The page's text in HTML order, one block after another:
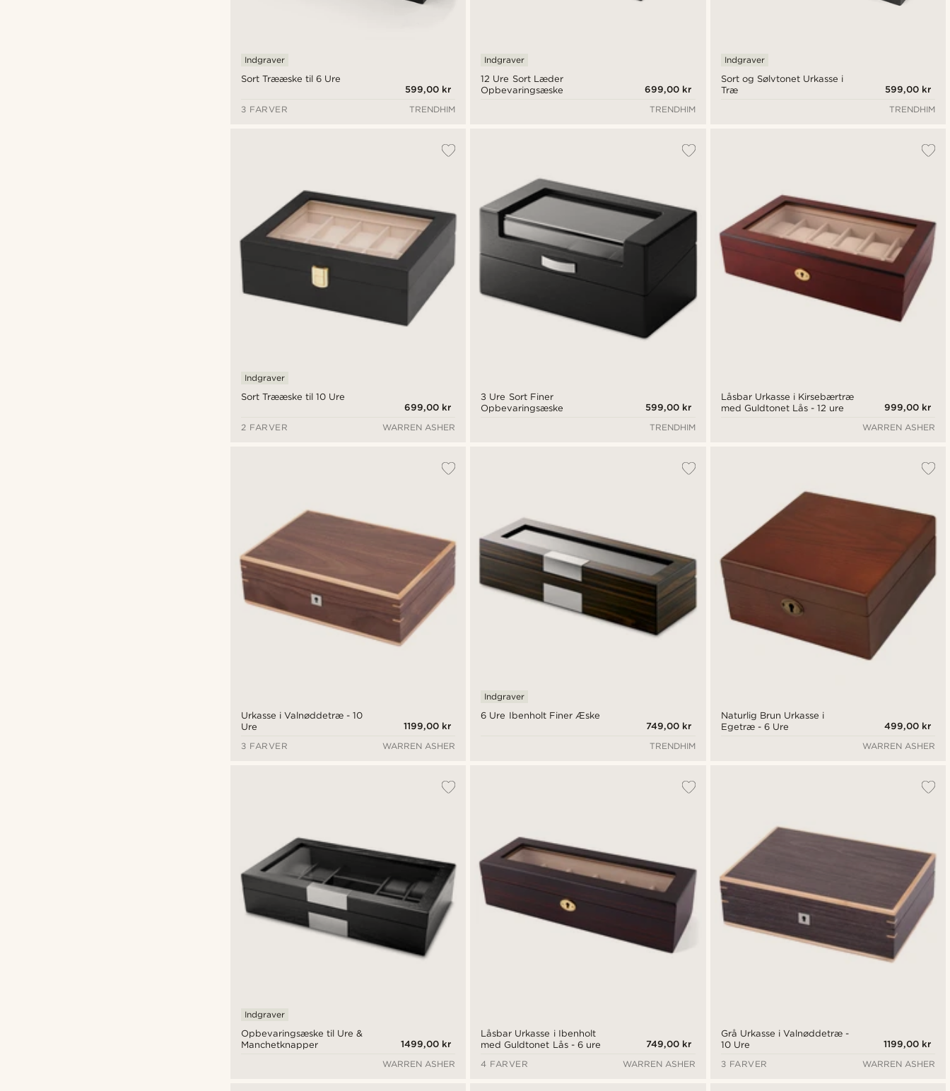
Sort Trææske til 6 Ure
Indgraver
599,00 kr
3 FARVER
TRENDHIM
12 Ure Sort Læder
Opbevaringsæske
Indgraver
699,00 kr
TRENDHIM
Sort og Sølvtonet Urkasse i
Træ
Indgraver
599,00 kr
TRENDHIM
Sort Trææske til 10 Ure
Indgraver
699,00 kr
2 FARVER
WARREN ASHER
3 Ure Sort Finer
Opbevaringsæske
599,00 kr
TRENDHIM
Låsbar Urkasse i Kirsebærtræ
med Guldtonet Lås - 12 ure
999,00 kr
WARREN ASHER
Urkasse i Valnøddetræ - 10
Ure
1199,00 kr
3 FARVER
WARREN ASHER
6 Ure Ibenholt Finer Æske
Indgraver
749,00 kr
TRENDHIM
Naturlig Brun Urkasse i
Egetræ - 6 Ure
499,00 kr
WARREN ASHER
Opbevaringsæske til Ure &
Manchetknapper
Indgraver
1499,00 kr
WARREN ASHER
Låsbar Urkasse i Ibenholt
med Guldtonet Lås - 6 ure
749,00 kr
4 FARVER
WARREN ASHER
Grå Urkasse i Valnøddetræ -
10 Ure
1199,00 kr
3 FARVER
WARREN ASHER